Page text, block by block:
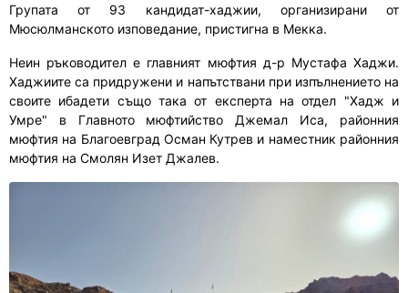
Групата от 93 кандидат-хаджии, организирани от
Мюсюлманското изповедание, пристигна в Мекка.
Неин ръководител е главният мюфтия д-р Мустафа Хаджи.
Хаджиите са придружени и напътствани при изпълнението на
своите ибадети също така от експерта на отдел "Хадж и
Умре" в Главното мюфтийство Джемал Иса, районния
мюфтия на Благоевград Осман Кутрев и наместник районния
мюфтия на Смолян Изет Джалев.